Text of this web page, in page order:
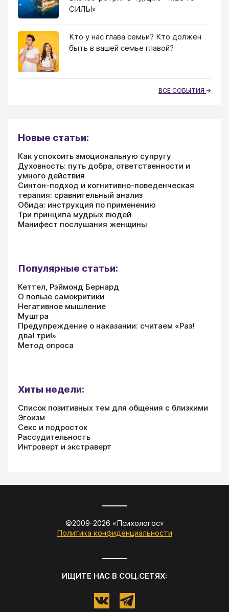
СИЛЫ»
Кто у нас глава семьи? Кто должен
быть в вашей семье главой?
ВСЕ СОБЫТИЯ
Новые статьи:
Как успокоить эмоциональную супругу
Духовность: путь добра, ответственности и
умного действия
Синтон-подход и когнитивно-поведенческая
терапия: сравнительный анализ
Обида: инструкция по применению
Три принципа мудрых людей
Манифест послушания женщины
Популярные статьи:
Кеттел, Рэймонд Бернард
О пользе самокритики
Негативное мышление
Муштра
Предупреждение о наказании: считаем «Раз!
два! три!»
Метод опроса
Хиты недели:
Список позитивных тем для общения с близкими
Эгоизм
Секс и подросток
Рассудительность
Интроверт и экстраверт
©2009-2026 «Психологос»
Политика конфиденциальности
ИЩИТЕ НАС В СОЦ.СЕТЯХ: